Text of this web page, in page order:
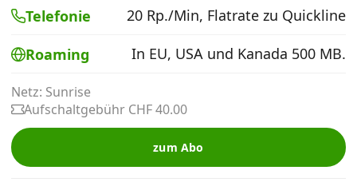
Internet, TV, Telefon
Telefonie 20 Rp./Min, Flatrate zu Quickline
Roaming In EU, USA und Kanada 500 MB.
Netz: Sunrise
Aufschaltgebühr CHF 40.00
zum Abo